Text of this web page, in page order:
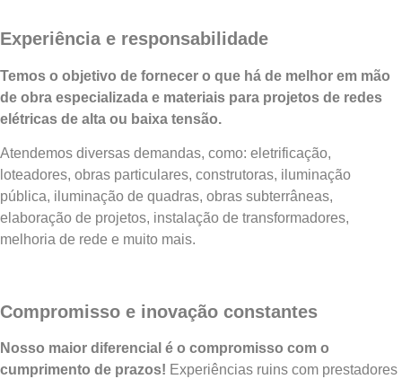
Experiência e responsabilidade
Temos o objetivo de fornecer o que há de melhor em mão
de obra especializada e materiais para projetos de redes
elétricas de alta ou baixa tensão.
Atendemos diversas demandas, como: eletrificação,
loteadores, obras particulares, construtoras, iluminação
pública, iluminação de quadras, obras subterrâneas,
elaboração de projetos, instalação de transformadores,
melhoria de rede e muito mais.
Compromisso e inovação constantes
Nosso maior diferencial é o compromisso com o
cumprimento de prazos! Experiências ruins com prestadores